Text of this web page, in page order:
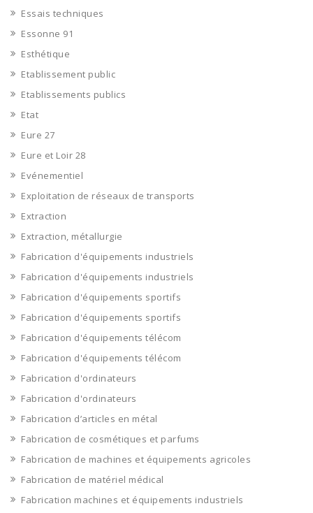
Essais techniques
Essonne 91
Esthétique
Etablissement public
Etablissements publics
Etat
Eure 27
Eure et Loir 28
Evénementiel
Exploitation de réseaux de transports
Extraction
Extraction, métallurgie
Fabrication d'équipements industriels
Fabrication d'équipements industriels
Fabrication d'équipements sportifs
Fabrication d'équipements sportifs
Fabrication d'équipements télécom
Fabrication d'équipements télécom
Fabrication d'ordinateurs
Fabrication d'ordinateurs
Fabrication d’articles en métal
Fabrication de cosmétiques et parfums
Fabrication de machines et équipements agricoles
Fabrication de matériel médical
Fabrication machines et équipements industriels